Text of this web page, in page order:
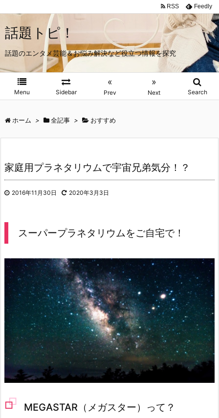
話題トピ！
話題のエンタメ芸能＆お悩み解決など役立つ情報を探究
Menu Sidebar
«
Prev
»
Next Search
RSS Feedly
ホーム > 全記事 > おすすめ
家庭用プラネタリウムで宇宙兄弟気分！？
2016年11月30日 2020年3月3日
スーパープラネタリウムをご自宅で！
MEGASTAR（メガスター）って？